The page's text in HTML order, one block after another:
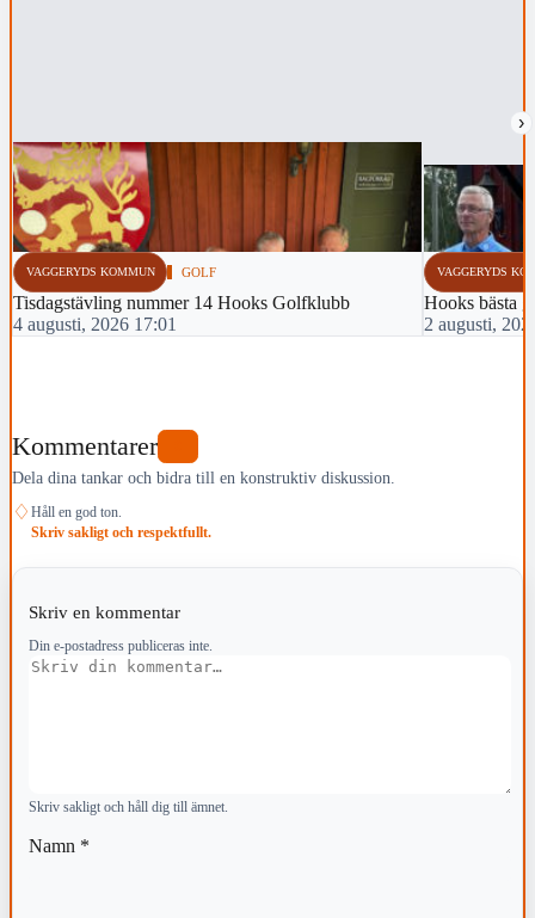
›
VAGGERYDS KOMMUN GOLF
Tisdagstävling nummer 14 Hooks Golfklubb
4 augusti, 2026 17:01
VAGGERYDS
Hooks bästa
2 augusti,
Kommentarer
Dela dina tankar och bidra till en konstruktiv diskussion.
♢ Håll en god ton.
Skriv sakligt och respektfullt.
Skriv en kommentar
Din e-postadress publiceras inte.
Kommentar
Skriv sakligt och håll dig till ämnet.
Namn *